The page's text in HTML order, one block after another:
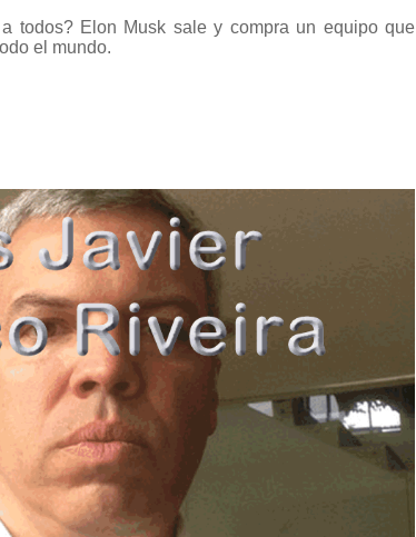
todos? Elon Musk sale y compra un equipo que
el mundo.